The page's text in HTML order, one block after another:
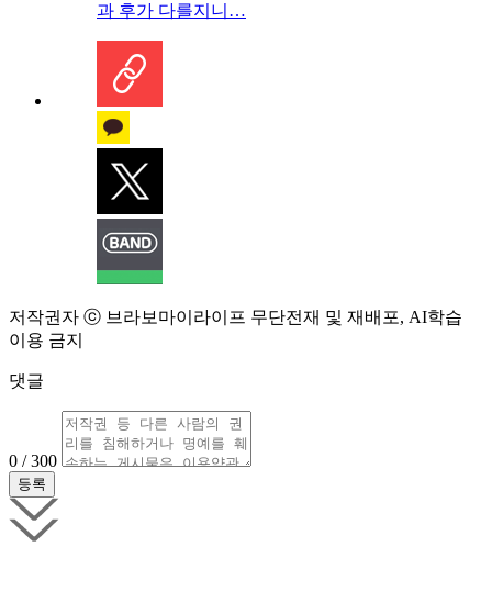
과 후가 다를지니…
저작권자 ⓒ 브라보마이라이프 무단전재 및 재배포, AI학습
이용 금지
댓글
0 / 300